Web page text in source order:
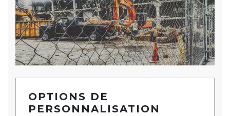
OPTIONS DE
PERSONNALISATION